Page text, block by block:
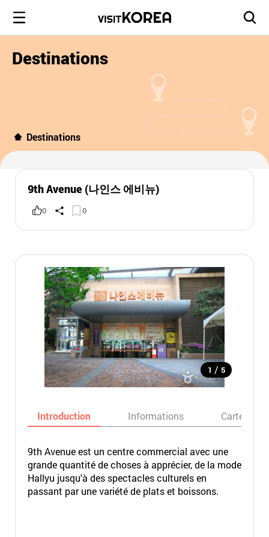
Destinations
Destinations
9th Avenue (나인스 에비뉴)
0 0
1 / 5
Introduction Informations Carte
9th Avenue est un centre commercial avec une
grande quantité de choses à apprécier, de la mode
Hallyu jusqu'à des spectacles culturels en
passant par une variété de plats et boissons.